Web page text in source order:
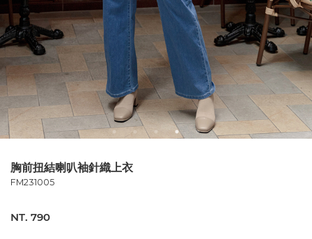
胸前扭結喇叭袖針織上衣
FM231005
NT. 790